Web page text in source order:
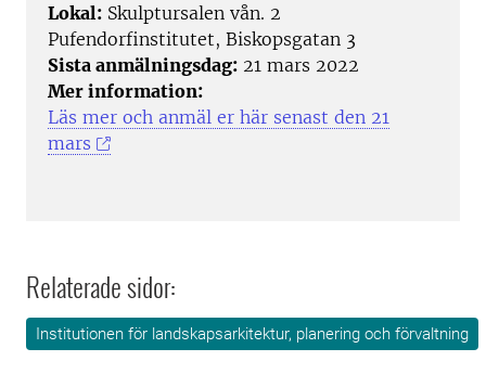
Lokal: Skulptursalen vån. 2
Pufendorfinstitutet, Biskopsgatan 3
Sista anmälningsdag: 21 mars 2022
Mer information:
Läs mer och anmäl er här senast den 21
mars
Relaterade sidor:
Institutionen för landskapsarkitektur, planering och förvaltning